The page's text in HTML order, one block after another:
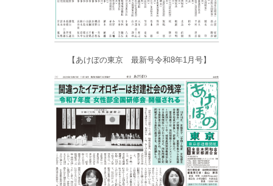
【あけぼの東京 最新号令和8年1月号】